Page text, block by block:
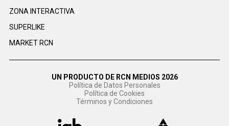
ZONA INTERACTIVA
SUPERLIKE
MARKET RCN
UN PRODUCTO DE RCN MEDIOS 2026
Política de Datos Personales
Política de Cookies
Términos y Condiciones